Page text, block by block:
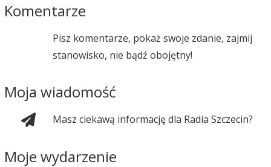
Komentarze
Pisz komentarze, pokaż swoje zdanie, zajmij
stanowisko, nie bądź obojętny!
Moja wiadomość
Masz ciekawą informację dla Radia Szczecin?
Moje wydarzenie